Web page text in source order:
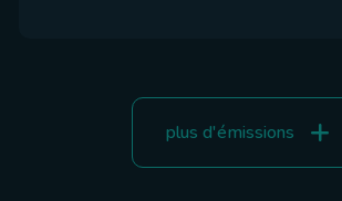
plus d'émissions